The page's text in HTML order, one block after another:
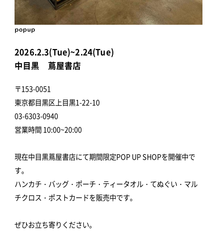
popup
2026.2.3(Tue)~2.24(Tue)
中目黒 蔦屋書店
〒153-0051
東京都目黒区上目黒1-22-10
03-6303-0940
営業時間 10:00~20:00
現在中目黒蔦屋書店にて期間限定POP UP SHOPを開催中で
す。
ハンカチ・バッグ・ポーチ・ティータオル・てぬぐい・マル
チクロス・ポストカードを販売中です。
ぜひお立ち寄りください。